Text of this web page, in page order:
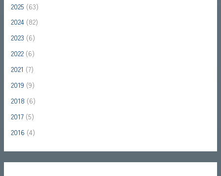
2025 (63)
2024 (82)
2023 (6)
2022 (6)
2021 (7)
2019 (9)
2018 (6)
2017 (5)
2016 (4)